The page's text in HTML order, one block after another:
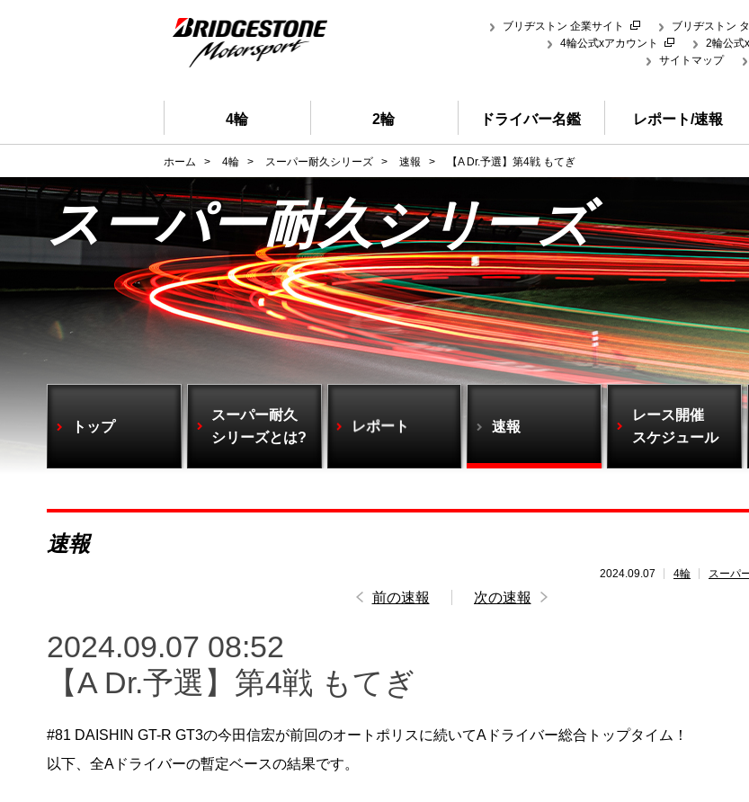
ブリヂストン 企業サイト
ブリヂストン
4輪公式xアカウント
2輪公式
サイトマップ
4輪 2輪 ドライバー名鑑 レポート/速報
ホーム > 4輪 > スーパー耐久シリーズ > 速報 > 【A Dr.予選】第4戦 もてぎ
スーパー耐久シリーズ
トップ
スーパー耐久
シリーズとは?
レポート 速報
レース開催
スケジュール
速報
2024.09.07 4輪 スーパ
前の速報 次の速報
2024.09.07 08:52
【A Dr.予選】第4戦 もてぎ
#81 DAISHIN GT-R GT3の今田信宏が前回のオートポリスに続いてAドライバー総合トップタイム！
以下、全Aドライバーの暫定ベースの結果です。